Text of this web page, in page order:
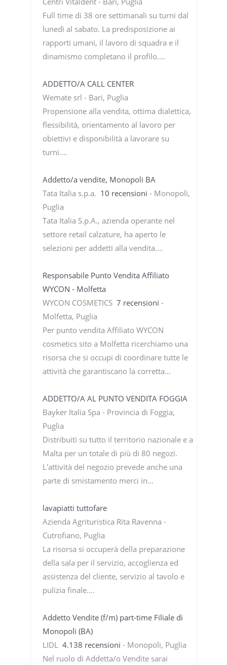
Full time di 38 ore settimanali su turni dal
lunedì al sabato. La predisposizione ai
rapporti umani, il lavoro di squadra e il
dinamismo completano il profilo....
ADDETTO/A CALL CENTER
Wemate srl - Bari, Puglia
Propensione alla vendita, ottima dialettica,
flessibilità, orientamento al lavoro per
obiettivi e disponibilità a lavorare su
turni....
Addetto/a vendite, Monopoli BA
Tata Italia s.p.a. 10 recensioni - Monopoli,
Puglia
Tata Italia S.p.A., azienda operante nel
settore retail calzature, ha aperto le
selezioni per addetti alla vendita....
Responsabile Punto Vendita Affiliato
WYCON - Molfetta
WYCON COSMETICS 7 recensioni -
Molfetta, Puglia
Per punto vendita Affiliato WYCON
cosmetics sito a Molfetta ricerchiamo una
risorsa che si occupi di coordinare tutte le
attività che garantiscano la corretta...
ADDETTO/A AL PUNTO VENDITA FOGGIA
Bayker Italia Spa - Provincia di Foggia,
Puglia
Distribuiti su tutto il territorio nazionale e a
Malta per un totale di più di 80 negozi.
L'attività del negozio prevede anche una
parte di smistamento merci in...
lavapiatti tuttofare
Azienda Agrituristica Rita Ravenna -
Cutrofiano, Puglia
La risorsa si occuperà della preparazione
della sala per il servizio, accoglienza ed
assistenza del cliente, servizio al tavolo e
pulizia finale....
Addetto Vendite (f/m) part-time Filiale di
Monopoli (BA)
LIDL 4.138 recensioni - Monopoli, Puglia
Nel ruolo di Addetta/o Vendite sarai